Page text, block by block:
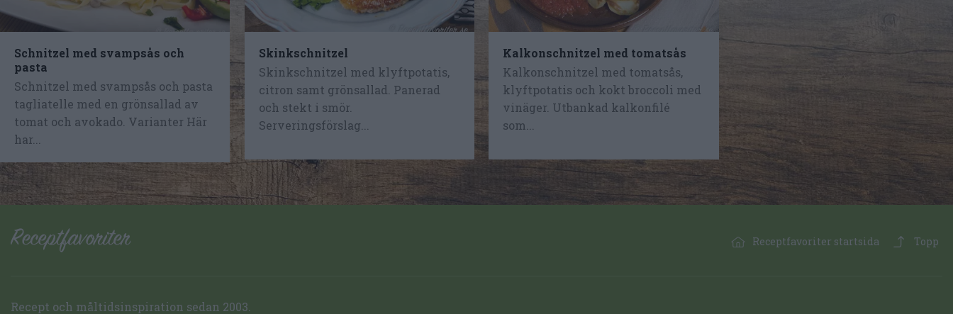
Schnitzel med svampsås och
pasta
Schnitzel med svampsås och pasta
tagliatelle med en grönsallad av
tomat och avokado. Varianter Här
har...
Skinkschnitzel
Skinkschnitzel med klyftpotatis,
citron samt grönsallad. Panerad
och stekt i smör.
Serveringsförslag...
Kalkonschnitzel med tomatsås
Kalkonschnitzel med tomatsås,
klyftpotatis och kokt broccoli med
vinäger. Utbankad kalkonfilé
som...
Receptfavoriter startsida Topp
Recept och måltidsinspiration sedan 2003.